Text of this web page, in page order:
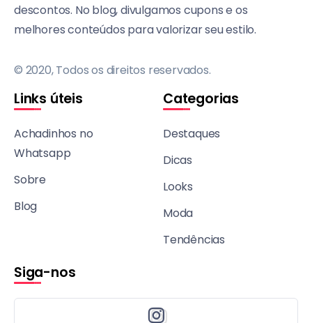
descontos. No blog, divulgamos cupons e os
melhores conteúdos para valorizar seu estilo.
© 2020, Todos os direitos reservados.
Links úteis
Achadinhos no
Whatsapp
Sobre
Blog
Categorias
Destaques
Dicas
Looks
Moda
Tendências
Siga-nos